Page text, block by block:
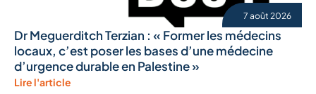
7 août 2026
Dr Meguerditch Terzian : « Former les médecins
locaux, c’est poser les bases d’une médecine
d’urgence durable en Palestine »
Lire l'article